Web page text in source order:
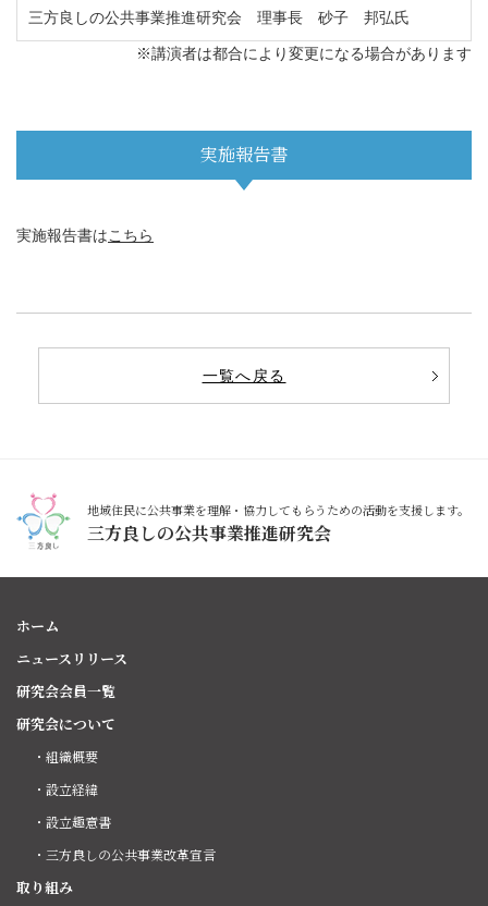
三方良しの公共事業推進研究会 理事長 砂子 邦弘氏
※講演者は都合により変更になる場合があります
実施報告書
実施報告書はこちら
一覧へ戻る
地域住民に公共事業を理解・協力してもらうための活動を支援します。
三方良しの公共事業推進研究会
ホーム
ニュースリリース
研究会会員一覧
研究会について
・組織概要
・設立経緯
・設立趣意書
・三方良しの公共事業改革宣言
取り組み